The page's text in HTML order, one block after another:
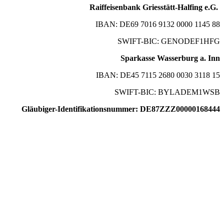
Raiffeisenbank Griesstätt-Halfing e.G.
IBAN: DE69 7016 9132 0000 1145 88
SWIFT-BIC: GENODEF1HFG
Sparkasse Wasserburg a. Inn
IBAN: DE45 7115 2680 0030 3118 15
SWIFT-BIC: BYLADEM1WSB
Gläubiger-Identifikationsnummer: DE87ZZZ00000168444